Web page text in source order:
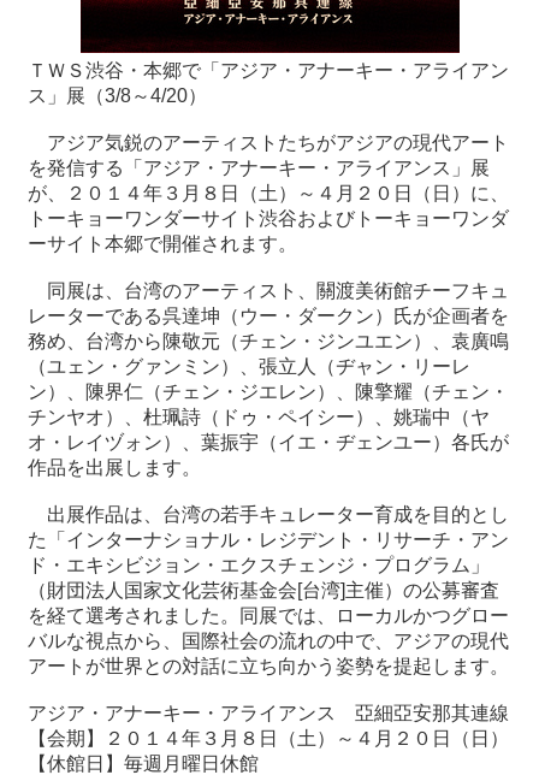
情
報
込
過
去
湾
の
本
連
リ
ン
ク
ホ
ー
ム
ＴＷＳ渋谷・本郷で「アジア・アナーキー・アライアン
ス」展（3/8～4/20）
アジア気鋭のアーティストたちがアジアの現代アート
を発信する「アジア・アナーキー・アライアンス」展
が、２０１４年３月８日（土）～４月２０日（日）に、
トーキョーワンダーサイト渋谷およびトーキョーワンダ
ーサイト本郷で開催されます。
同展は、台湾のアーティスト、關渡美術館チーフキュ
レーターである呉達坤（ウー・ダークン）氏が企画者を
務め、台湾から陳敬元（チェン・ジンユエン）、袁廣鳴
（ユェン・グァンミン）、張立人（ヂャン・リーレ
ン）、陳界仁（チェン・ジエレン）、陳擎耀（チェン・
チンヤオ）、杜珮詩（ドゥ・ペイシー）、姚瑞中（ヤ
オ・レイヅォン）、葉振宇（イエ・ヂェンユー）各氏が
作品を出展します。
出展作品は、台湾の若手キュレーター育成を目的とし
た「インターナショナル・レジデント・リサーチ・アン
ド・エキシビジョン・エクスチェンジ・プログラム」
（財団法人国家文化芸術基金会[台湾]主催）の公募審査
を経て選考されました。同展では、ローカルかつグロー
バルな視点から、国際社会の流れの中で、アジアの現代
アートが世界との対話に立ち向かう姿勢を提起します。
アジア・アナーキー・アライアンス 亞細亞安那其連線
【会期】２０１４年３月８日（土）～４月２０日（日）
【休館日】毎週月曜日休館